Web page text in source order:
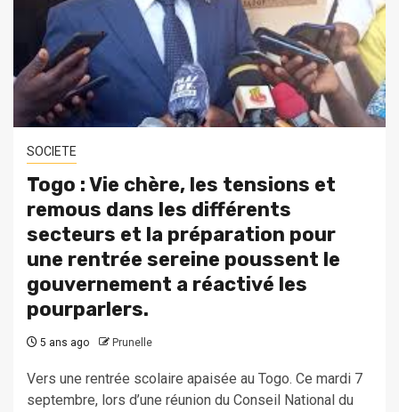
SOCIETE
Togo : Vie chère, les tensions et
remous dans les différents
secteurs et la préparation pour
une rentrée sereine poussent le
gouvernement a réactivé les
pourparlers.
5 ans ago Prunelle
Vers une rentrée scolaire apaisée au Togo. Ce mardi 7
septembre, lors d’une réunion du Conseil National du